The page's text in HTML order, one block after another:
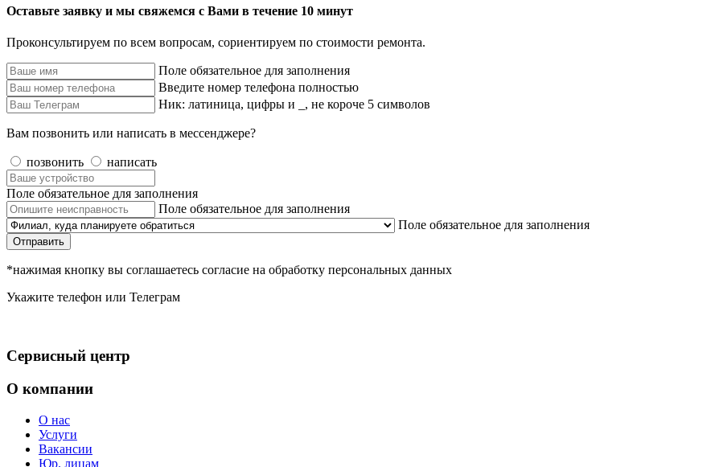
Оставьте заявку и мы свяжемся с Вами в течение 10 минут
Проконсультируем по всем вопросам, сориентируем по стоимости ремонта.
Поле обязательное для заполнения
Введите номер телефона полностью
Ник: латиница, цифры и _, не короче 5 символов
Вам позвонить или написать в мессенджере?
позвонить написать
Поле обязательное для заполнения
Поле обязательное для заполнения
Поле обязательное для заполнения
Отправить
*нажимая кнопку вы соглашаетесь согласие на обработку персональных данных
Укажите телефон или Телеграм
Сервисный центр
О компании
О нас
Услуги
Вакансии
Юр. лицам